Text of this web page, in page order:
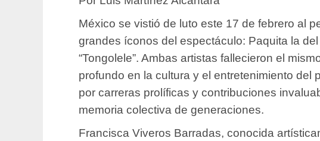
México se vistió de luto este 17 de febrero al
grandes íconos del espectáculo: Paquita la
“Tongolele”. Ambas artistas fallecieron el
profundo en la cultura y el entretenimiento del
por carreras prolíficas y contribuciones
memoria colectiva de generaciones.
Francisca Viveros Barradas, conocida